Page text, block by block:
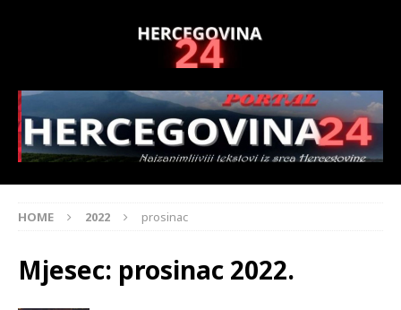
HOME 2022 prosinac
Mjesec: prosinac 2022.